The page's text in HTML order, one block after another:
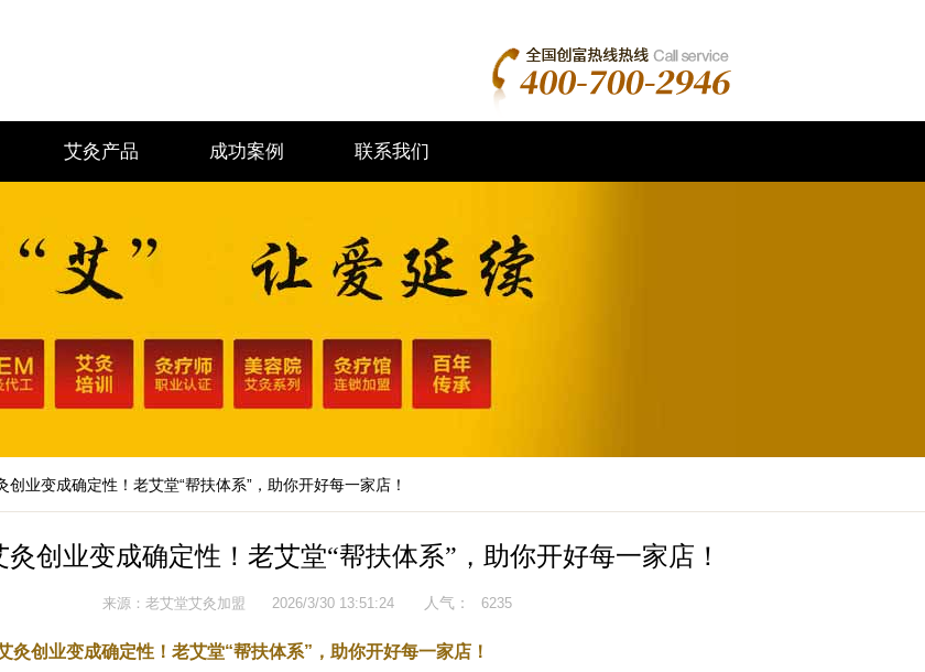
艾灸产品 成功案例 联系我们
创业变成确定性！老艾堂“帮扶体系”，助你开好每一家店！
灸创业变成确定性！老艾堂“帮扶体系”，助你开好每一家店！
来源： 老艾堂艾灸加盟 2026/3/30 13:51:24 人气： 6235
灸创业变成确定性！老艾堂“帮扶体系”，助你开好每一家店！